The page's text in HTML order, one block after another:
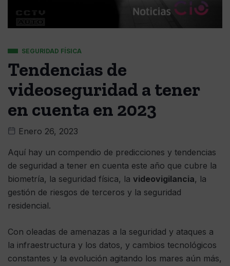
SEGURIDAD FÍSICA
Tendencias de
videoseguridad a tener
en cuenta en 2023
Enero 26, 2023
Aquí hay un compendio de predicciones y tendencias
de seguridad a tener en cuenta este año que cubre la
biometría, la seguridad física, la videovigilancia, la
gestión de riesgos de terceros y la seguridad
residencial.
Con oleadas de amenazas a la seguridad y ataques a
la infraestructura y los datos, y cambios tecnológicos
constantes y la evolución agitando los mares aún más,